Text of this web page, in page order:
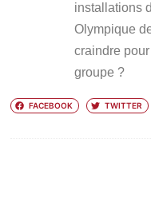
installations
Olympique
craindre
groupe ?
FACEBOOK TWITTER